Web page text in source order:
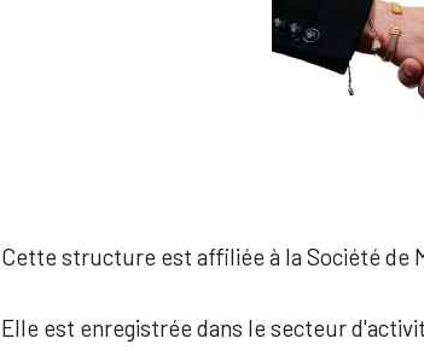
Cette structure est affiliée à la Société de
Elle est enregistrée dans le secteur